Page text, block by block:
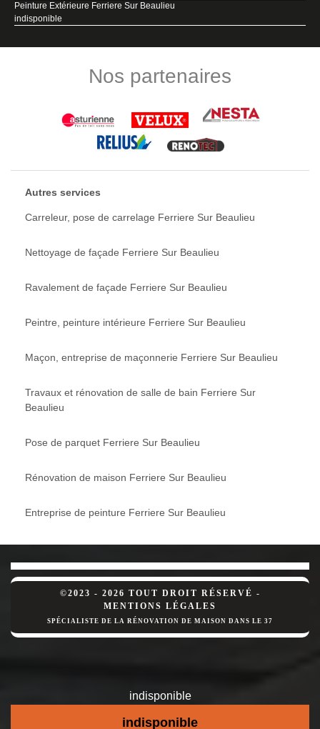
Peinture Extérieure Ferriere Sur Beaulieu
indisponible
Nos partenaires
Autres services
Carreleur, pose de carrelage Ferriere Sur Beaulieu
Nettoyage de façade Ferriere Sur Beaulieu
Ravalement de façade Ferriere Sur Beaulieu
Peintre, peinture intérieure Ferriere Sur Beaulieu
Maçon, entreprise de maçonnerie Ferriere Sur Beaulieu
Travaux et rénovation de salle de bain Ferriere Sur
Beaulieu
Pose de parquet Ferriere Sur Beaulieu
Rénovation de maison Ferriere Sur Beaulieu
Entreprise de peinture Ferriere Sur Beaulieu
©2023 - 2026 TOUT DROIT RÉSERVÉ -
MENTIONS LÉGALES
SPÉCIALISTE DE LA RÉNOVATION DE MAISON DANS LE 37
indisponible
indisponible